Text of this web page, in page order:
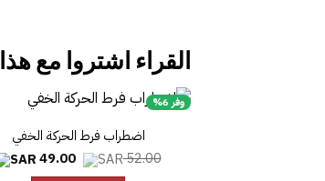
القراء اشتروا مع
وفر 6%
اضطراب فرط الحركة الخفي
52.00
السعر
49.00